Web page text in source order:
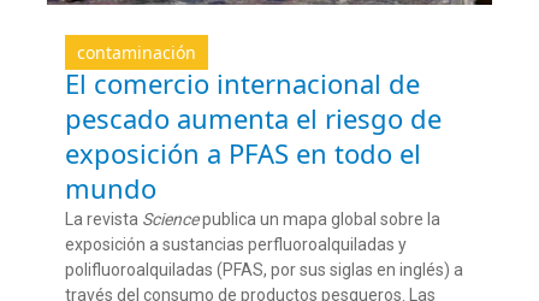
contaminación
El comercio internacional de
pescado aumenta el riesgo de
exposición a PFAS en todo el
mundo
La revista Sciencepublica un mapa global sobre la
exposición a sustancias perfluoroalquiladas y
polifluoroalquiladas (PFAS, por sus siglas en inglés) a
través del consumo de productos pesqueros . Las